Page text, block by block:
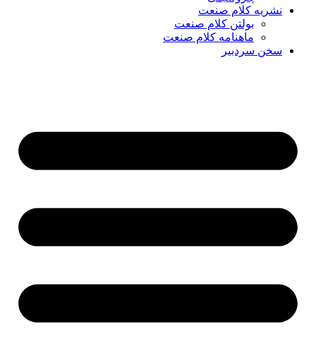
نشریه کلام صنعت
بولتن کلام صنعت
ماهنامه کلام صنعت
سخن سردبیر